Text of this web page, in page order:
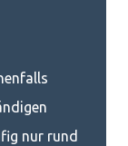
nur rund